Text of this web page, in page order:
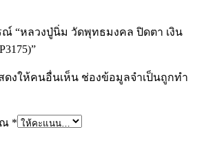
“หลวงปู่นิ่ม วัดพุทธมงคล ปิดตา เงิน
ดงให้คนอื่นเห็น ช่องข้อมูลจำเป็นถูกทำ
ณ *